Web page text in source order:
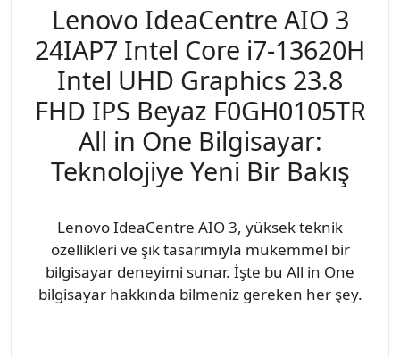
Lenovo IdeaCentre AIO 3
24IAP7 Intel Core i7-13620H
Intel UHD Graphics 23.8
FHD IPS Beyaz F0GH0105TR
All in One Bilgisayar:
Teknolojiye Yeni Bir Bakış
Lenovo IdeaCentre AIO 3, yüksek teknik
özellikleri ve şık tasarımıyla mükemmel bir
bilgisayar deneyimi sunar. İşte bu All in One
bilgisayar hakkında bilmeniz gereken her şey.